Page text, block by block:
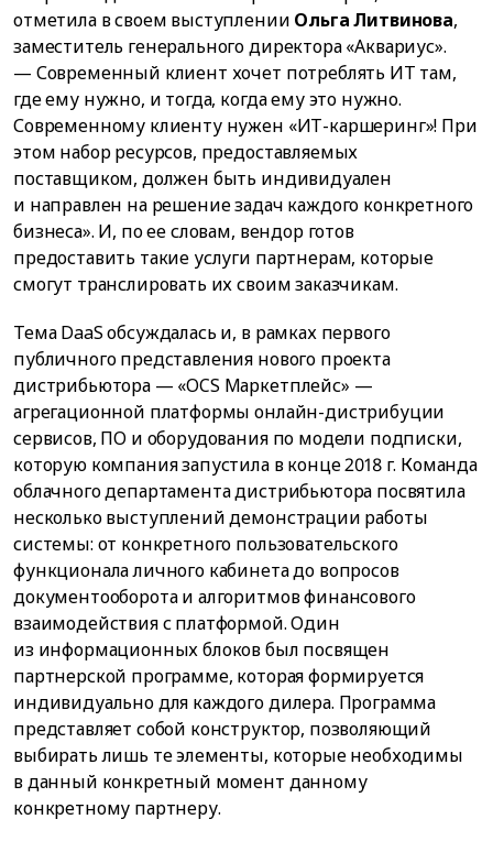
отметила в своем выступлении Ольга Литвинова,
заместитель генерального директора «Аквариус».
— Современный клиент хочет потреблять ИТ там,
где ему нужно, и тогда, когда ему это нужно.
Современному клиенту нужен «ИТ-каршеринг»! При
этом набор ресурсов, предоставляемых
поставщиком, должен быть индивидуален
и направлен на решение задач каждого конкретного
бизнеса». И, по ее словам, вендор готов
предоставить такие услуги партнерам, которые
смогут транслировать их своим заказчикам.
Тема DaaS обсуждалась и, в рамках первого
публичного представления нового проекта
дистрибьютора — «OCS Маркетплейс» —
агрегационной платформы онлайн-дистрибуции
сервисов, ПО и оборудования по модели подписки,
которую компания запустила в конце 2018 г. Команда
облачного департамента дистрибьютора посвятила
несколько выступлений демонстрации работы
системы: от конкретного пользовательского
функционала личного кабинета до вопросов
документооборота и алгоритмов финансового
взаимодействия с платформой. Один
из информационных блоков был посвящен
партнерской программе, которая формируется
индивидуально для каждого дилера. Программа
представляет собой конструктор, позволяющий
выбирать лишь те элементы, которые необходимы
в данный конкретный момент данному
конкретному партнеру.